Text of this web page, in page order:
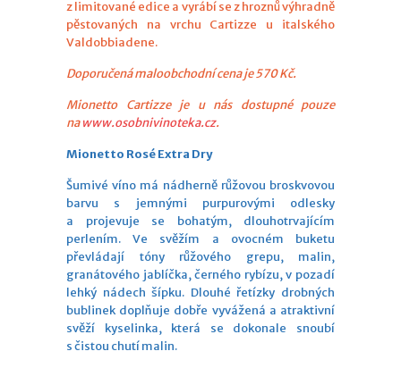
z limitované edice a vyrábí se z hroznů výhradně
pěstovaných na vrchu Cartizze u italského
Valdobbiadene.
Doporučená maloobchodní cena je 570 Kč.
Mionetto Cartizze je u nás dostupné pouze
na www.osobnivinoteka.cz.
Mionetto Rosé Extra Dry
Šumivé víno má nádherně růžovou broskvovou
barvu s jemnými purpurovými odlesky
a projevuje se bohatým, dlouhotrvajícím
perlením. Ve svěžím a ovocném buketu
převládají tóny růžového grepu, malin,
granátového jablíčka, černého rybízu, v pozadí
lehký nádech šípku. Dlouhé řetízky drobných
bublinek doplňuje dobře vyvážená a atraktivní
svěží kyselinka, která se dokonale snoubí
s čistou chutí malin.